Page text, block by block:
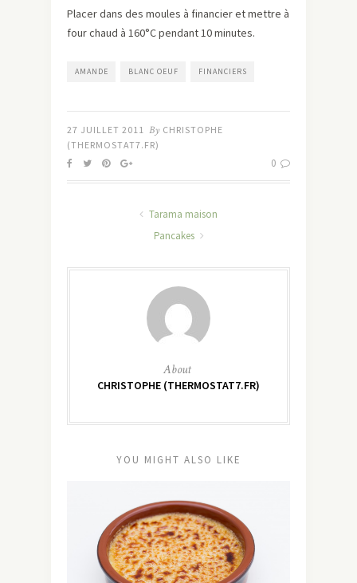
Placer dans des moules à financier et mettre à
four chaud à 160°C pendant 10 minutes.
AMANDE BLANC OEUF FINANCIERS
27 JUILLET 2011 By CHRISTOPHE
(THERMOSTAT7.FR)
0
Tarama maison
Pancakes
About
CHRISTOPHE (THERMOSTAT7.FR)
YOU MIGHT ALSO LIKE